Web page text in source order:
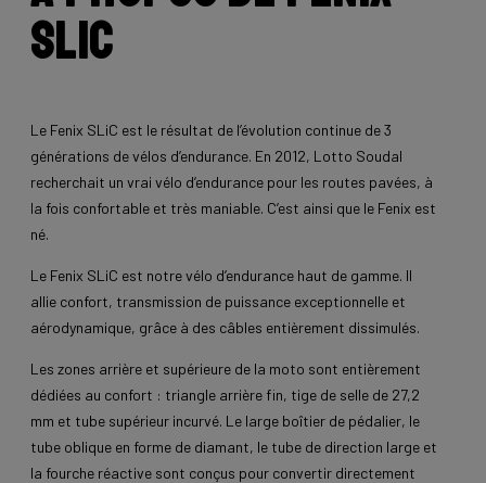
SLiC
Le Fenix SLiC est le résultat de l’évolution continue de 3
générations de vélos d’endurance. En 2012, Lotto Soudal
recherchait un vrai vélo d’endurance pour les routes pavées, à
la fois confortable et très maniable. C’est ainsi que le Fenix est
né.
Le Fenix SLiC est notre vélo d’endurance haut de gamme. Il
allie confort, transmission de puissance exceptionnelle et
aérodynamique, grâce à des câbles entièrement dissimulés.
Les zones arrière et supérieure de la moto sont entièrement
dédiées au confort : triangle arrière fin, tige de selle de 27,2
mm et tube supérieur incurvé. Le large boîtier de pédalier, le
tube oblique en forme de diamant, le tube de direction large et
la fourche réactive sont conçus pour convertir directement